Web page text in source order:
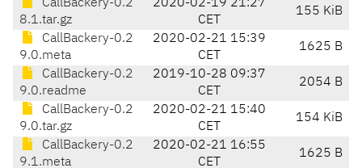
CallBackery-0.2
8.1.tar.gz
2020-02-19 21:27
CET
155 KiB
CallBackery-0.2
9.0.meta
2020-02-21 15:39
CET
1625 B
CallBackery-0.2
9.0.readme
2019-10-28 09:37
CET
2054 B
CallBackery-0.2
9.0.tar.gz
2020-02-21 15:40
CET
154 KiB
CallBackery-0.2
9.1.meta
2020-02-21 16:55
CET
1625 B